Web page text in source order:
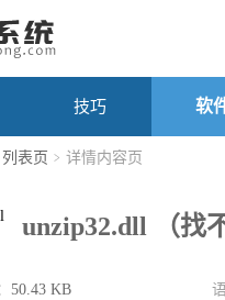
技巧 软
列表页 详情内容页
unzip32.dll （找
50.43 KB